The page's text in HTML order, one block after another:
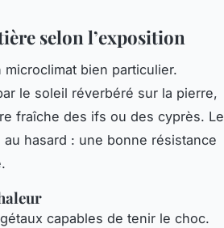
selon l’exposition
bien particulier.
le soleil réverbéré sur la pierre,
fraîche des ifs ou des cyprès. Le
hasard : une bonne résistance
capables de tenir le choc.